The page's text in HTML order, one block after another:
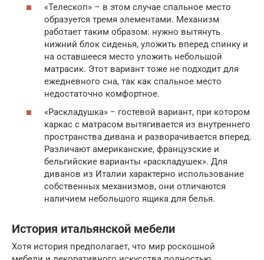
«Телескоп» – в этом случае спальное место
образуется тремя элементами. Механизм
работает таким образом: нужно вытянуть
нижний блок сиденья, уложить вперед спинку и
на оставшееся место уложить небольшой
матрасик. Этот вариант тоже не подходит для
ежедневного сна, так как спальное место
недостаточно комфортное.
«Раскладушка» − гостевой вариант, при котором
каркас с матрасом вытягивается из внутреннего
пространства дивана и разворачивается вперед.
Различают американские, французские и
бельгийские варианты «раскладушек». Для
диванов из Италии характерно использование
собственных механизмов, они отличаются
наличием небольшого ящика для белья.
История итальянской мебели
Хотя история предполагает, что мир роскошной